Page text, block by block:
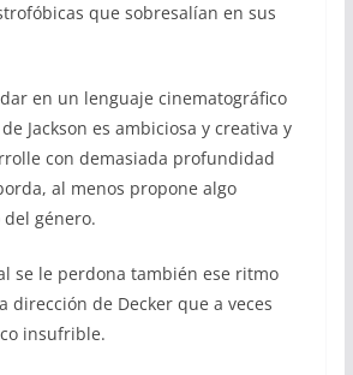
que sobresalían en sus
en un lenguaje cinematográfico
Jackson es ambiciosa y creativa y
con demasiada profundidad
al menos propone algo
género.
se le perdona también ese ritmo
dirección de Decker que a veces
insufrible.